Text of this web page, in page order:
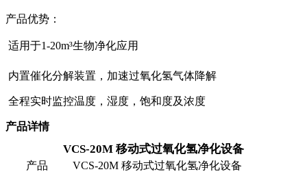
产品优势：
适用于1-20m³生物净化应用
内置催化分解装置，加速过氧化氢气体降解
全程实时监控温度，湿度，饱和度及浓度
产品详情
VCS-20M 移动式过氧化氢净化设备
产品
VCS-20M 移动式过氧化氢净化设备